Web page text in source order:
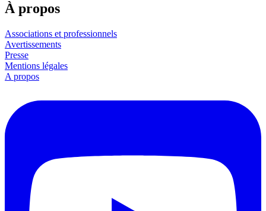
À propos
Associations et professionnels
Avertissements
Presse
Mentions légales
A propos